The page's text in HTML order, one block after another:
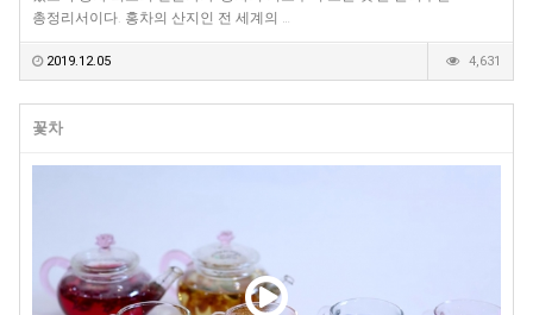
총정리서이다. 홍차의 산지인 전 세계의 …
2019.12.05 4,631
꽃차